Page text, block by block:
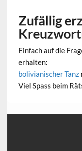
Zufällig
Einfach auf die
erhalten:
bolivianischer Tanz
Viel Spass beim